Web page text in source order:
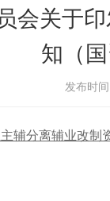
会关于
知（
发布时
辅分离辅业改